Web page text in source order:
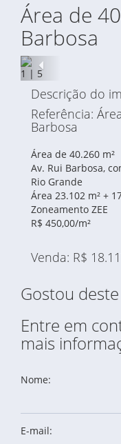
Área de
Barbosa
Anterior
1 | 5
Descrição do
Referência:
Barbosa
Área de 40.260 m²
Av. Rui Barbosa,
Rio Grande
Área 23.102 m² +
Zoneamento ZEE
R$ 450,00/m²
Venda: R$
Gostou
Entre em
mais
Nome:
E-mail: